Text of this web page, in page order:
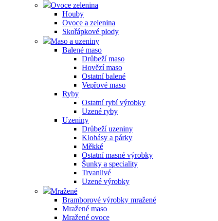
Ovoce zelenina
Houby
Ovoce a zelenina
Skořápkové plody
Maso a uzeniny
Balené maso
Drůbeží maso
Hovězí maso
Ostatní balené
Vepřové maso
Ryby
Ostatní rybí výrobky
Uzené ryby
Uzeniny
Drůbeží uzeniny
Klobásy a párky
Měkké
Ostatní masné výrobky
Šunky a speciality
Trvanlivé
Uzené výrobky
Mražené
Bramborové výrobky mražené
Mražené maso
Mražené ovoce